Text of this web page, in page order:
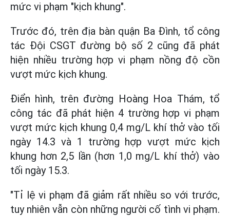
mức vi phạm "kịch khung".
Trước đó, trên địa bàn quận Ba Đình, tổ công
tác Đội CSGT đường bộ số 2 cũng đã phát
hiện nhiều trường hợp vi phạm nồng độ cồn
vượt mức kịch khung.
Điển hình, trên đường Hoàng Hoa Thám, tổ
công tác đã phát hiện 4 trường hợp vi phạm
vượt mức kịch khung 0,4 mg/L khí thở vào tối
ngày 14.3 và 1 trường hợp vượt mức kịch
khung hơn 2,5 lần (hơn 1,0 mg/L khí thở) vào
tối ngày 15.3.
"Tỉ lệ vi phạm đã giảm rất nhiều so với trước,
tuy nhiên vẫn còn những người cố tình vi phạm.